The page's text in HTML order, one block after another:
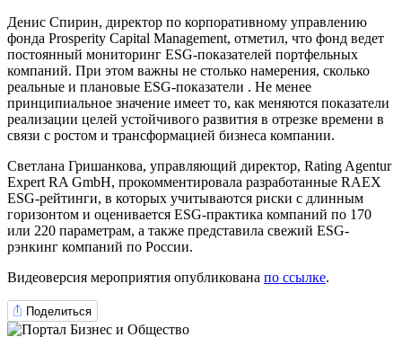
Денис Спирин, директор по корпоративному управлению
фонда Prosperity Capital Management, отметил, что фонд ведет
постоянный мониторинг ESG-показателей портфельных
компаний. При этом важны не столько намерения, сколько
реальные и плановые ESG-показатели . Не менее
принципиальное значение имеет то, как меняются показатели
реализации целей устойчивого развития в отрезке времени в
связи с ростом и трансформацией бизнеса компании.
Светлана Гришанкова, управляющий директор, Rating Agentur
Expert RA GmbH, прокомментировала разработанные RAEX
ESG-рейтинги, в которых учитываются риски с длинным
горизонтом и оценивается ESG-практика компаний по 170
или 220 параметрам, а также представила свежий ESG-
рэнкинг компаний по России.
Видеоверсия мероприятия опубликована по ссылке.
Поделиться